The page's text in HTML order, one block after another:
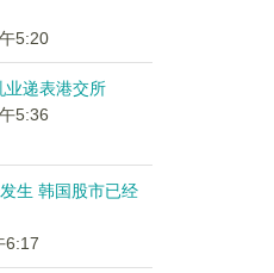
5:20
业递表港交所
5:36
生 韩国股市已经
6:17